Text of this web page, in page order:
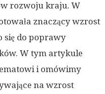
rozwoju kraju. W
znaczący wzrost
się do poprawy
W tym artykule
i omówimy
na wzrost